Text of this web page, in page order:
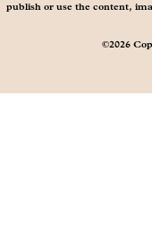
publish or use the content,
©2026